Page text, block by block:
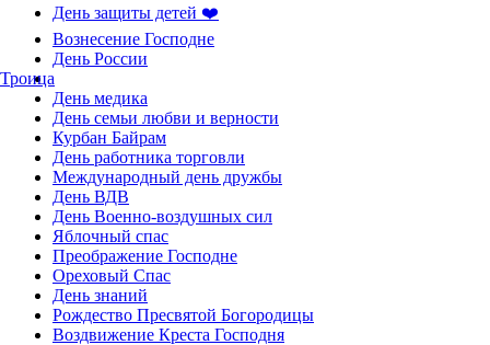
День защиты детей ❤️
Вознесение Господне
День России
Троица
День медика
День семьи любви и верности
Курбан Байрам
День работника торговли
Международный день дружбы
День ВДВ
День Военно-воздушных сил
Яблочный спас
Преображение Господне
Ореховый Спас
День знаний
Рождество Пресвятой Богородицы
Воздвижение Креста Господня